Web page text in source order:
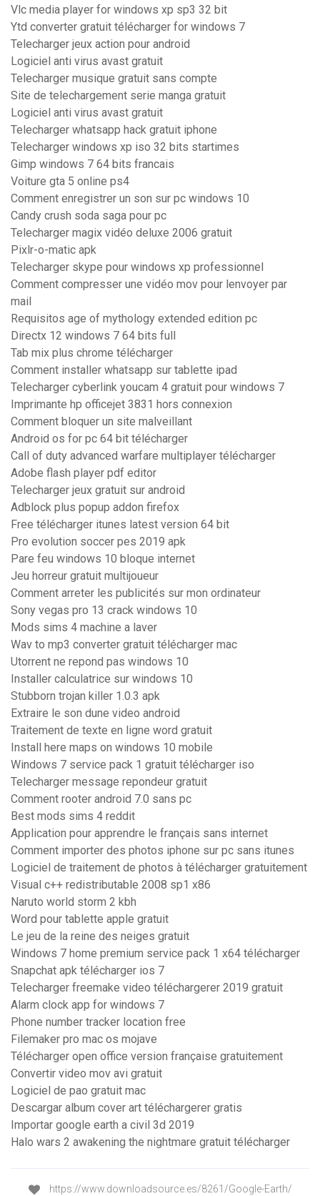
Vlc media player for windows xp sp3 32 bit
Ytd converter gratuit télécharger for windows 7
Telecharger jeux action pour android
Logiciel anti virus avast gratuit
Telecharger musique gratuit sans compte
Site de telechargement serie manga gratuit
Logiciel anti virus avast gratuit
Telecharger whatsapp hack gratuit iphone
Telecharger windows xp iso 32 bits startimes
Gimp windows 7 64 bits francais
Voiture gta 5 online ps4
Comment enregistrer un son sur pc windows 10
Candy crush soda saga pour pc
Telecharger magix vidéo deluxe 2006 gratuit
Pixlr-o-matic apk
Telecharger skype pour windows xp professionnel
Comment compresser une vidéo mov pour lenvoyer par
mail
Requisitos age of mythology extended edition pc
Directx 12 windows 7 64 bits full
Tab mix plus chrome télécharger
Comment installer whatsapp sur tablette ipad
Telecharger cyberlink youcam 4 gratuit pour windows 7
Imprimante hp officejet 3831 hors connexion
Comment bloquer un site malveillant
Android os for pc 64 bit télécharger
Call of duty advanced warfare multiplayer télécharger
Adobe flash player pdf editor
Telecharger jeux gratuit sur android
Adblock plus popup addon firefox
Free télécharger itunes latest version 64 bit
Pro evolution soccer pes 2019 apk
Pare feu windows 10 bloque internet
Jeu horreur gratuit multijoueur
Comment arreter les publicités sur mon ordinateur
Sony vegas pro 13 crack windows 10
Mods sims 4 machine a laver
Wav to mp3 converter gratuit télécharger mac
Utorrent ne repond pas windows 10
Installer calculatrice sur windows 10
Stubborn trojan killer 1.0.3 apk
Extraire le son dune video android
Traitement de texte en ligne word gratuit
Install here maps on windows 10 mobile
Windows 7 service pack 1 gratuit télécharger iso
Telecharger message repondeur gratuit
Comment rooter android 7.0 sans pc
Best mods sims 4 reddit
Application pour apprendre le français sans internet
Comment importer des photos iphone sur pc sans itunes
Logiciel de traitement de photos à télécharger gratuitement
Visual c++ redistributable 2008 sp1 x86
Naruto world storm 2 kbh
Word pour tablette apple gratuit
Le jeu de la reine des neiges gratuit
Windows 7 home premium service pack 1 x64 télécharger
Snapchat apk télécharger ios 7
Telecharger freemake video téléchargerer 2019 gratuit
Alarm clock app for windows 7
Phone number tracker location free
Filemaker pro mac os mojave
Télécharger open office version française gratuitement
Convertir video mov avi gratuit
Logiciel de pao gratuit mac
Descargar album cover art téléchargerer gratis
Importar google earth a civil 3d 2019
Halo wars 2 awakening the nightmare gratuit télécharger
https://www.downloadsource.es/8261/Google-Earth/